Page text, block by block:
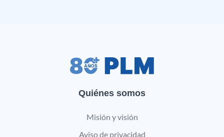
Quiénes somos
Misión y visión
Aviso de privacidad